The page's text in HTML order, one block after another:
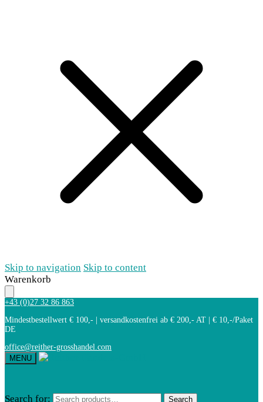
Skip to navigation Skip to content
Warenkorb
+43 (0)27 32 86 863
Mindestbestellwert € 100,- | versandkostenfrei ab € 200,- AT | € 10,-/Paket
DE
office@reither-grosshandel.com
MENU
Search for: Search